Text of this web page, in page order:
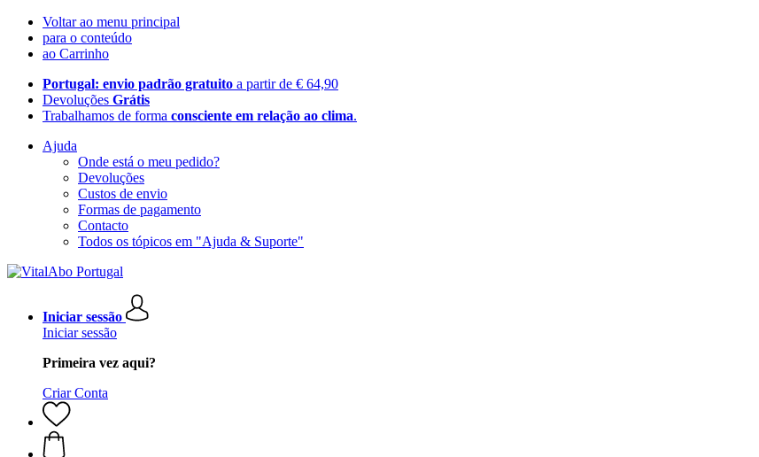
Voltar ao menu principal
para o conteúdo
ao Carrinho
Portugal: envio padrão gratuito a partir de € 64,90
Devoluções Grátis
Trabalhamos de forma consciente em relação ao clima.
Ajuda
Onde está o meu pedido?
Devoluções
Custos de envio
Formas de pagamento
Contacto
Todos os tópicos em "Ajuda & Suporte"
Iniciar sessão
Iniciar sessão
Primeira vez aqui?
Criar Conta